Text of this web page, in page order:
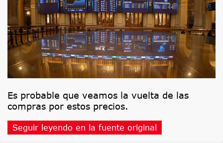
Es probable que veamos la vuelta de las
compras por estos precios.
Seguir leyendo en la fuente original